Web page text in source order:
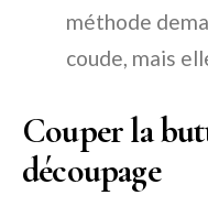
méthode
coude, mais
Couper la
découpage